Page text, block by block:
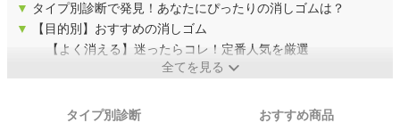
▼ タイプ別診断で発見！あなたにぴったりの消しゴムは？
▼
【目的別】おすすめの消しゴム
【よく消える】迷ったらコレ！定番人気を厳選
全てを見る
タイプ別診断 おすすめ商品